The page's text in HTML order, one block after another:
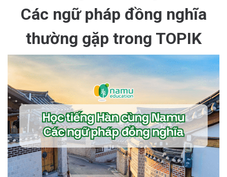
Các ngữ pháp đồng nghĩa
thường gặp trong TOPIK